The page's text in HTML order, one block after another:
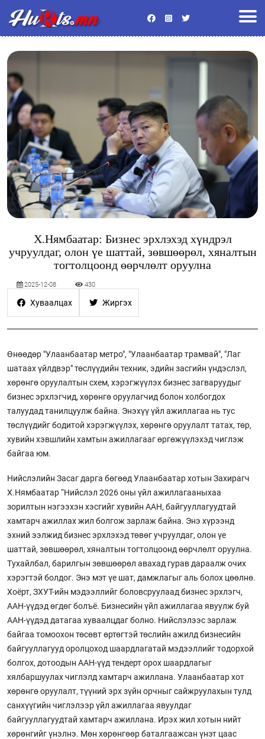
Х.Нямбаатар: Бизнес эрхлэхэд хүндрэл
учруулдаг, олон үе шаттай, зөвшөөрөл, хяналтын
тогтолцоонд өөрчлөлт оруулна
2025-12-08 430
Хуваалцах Жиргэх
Өнөөдөр "Улаанбаатар метро", "Улаанбаатар трамвай", "Лаг
шатаах үйлдвэр" төслүүдийн техник, эдийн засгийн үндэслэл,
хөрөнгө оруулалтын схем, хэрэгжүүлэх бизнес загваруудыг
бизнес эрхлэгчид, хөрөнгө оруулагчид болон холбогдох
талуудад танилцуулж байна. Энэхүү үйл ажиллагаа нь тус
төслүүдийг бодитой хэрэгжүүлэх, хөрөнгө оруулалт татах, төр,
хувийн хэвшлийн хамтын ажиллагааг өргөжүүлэхэд чиглэж
байгаа юм.
Нийслэлийн Засаг дарга бөгөөд Улаанбаатар хотын Захирагч
Х.Нямбаатар “Нийслэл 2026 оны үйл ажиллагааныхаа
зорилтын нэгээхэн хэсгийг хувийн ААН, байгууллагуудтай
хамтарч ажиллах жил болгож зарлаж байна. Энэ хүрээнд
эхний ээлжид бизнес эрхлэхэд төвөг учруулдаг, олон үе
шаттай, зөвшөөрөл, хяналтын тогтолцоонд өөрчлөлт оруулна.
Тухайлбал, барилгын зөвшөөрөл авахад гурав дараалж очих
хэрэгтэй болдог. Энэ мэт үе шат, дамжлагыг аль болох цөөлнө.
Хоёрт, ЗХУТ-ийн мэдээллийг боловсруулаад бизнес эрхлэгч,
ААН-үүдэд өгдөг болъё. Бизнесийн үйл ажиллагаа явуулж буй
ААН-үүдэд датагаа хуваалцдаг болно. Нийслэлээс зарлаж
байгаа томоохон төсөвт өртөгтэй төслийн ажилд бизнесийн
байгууллагууд оролцоход шаардлагатай мэдээллийг тодорхой
болгох, дотоодын ААН-үүд тендерт орох шаардлагыг
хялбаршуулах чиглэлд хамтарч ажиллана. Улаанбаатар хот
хөрөнгө оруулалт, түүний эрх зүйн орчныг сайжруулахын тулд
санхүүгийн чиглэлээр үйл ажиллагаа явуулдаг
байгууллагуудтай хамтарч ажиллана. Ирэх жил хотын нийт
хөрөнгийг үнэлнэ. Мөн хөрөнгөөр баталгаажсан үнэт цаас